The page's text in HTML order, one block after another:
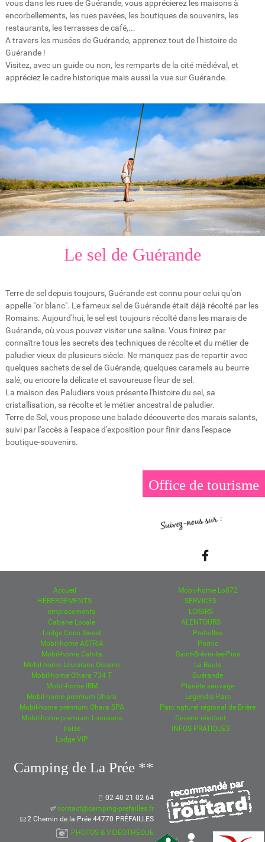
vous dans les rues de Guérande, vous apprécierez les maisons à
encorbellements, les rues pavées, les boutiques de souvenirs, les
restaurants, les terrasses de café,...
A travers les musées de Guérande, apprenez tout de l'histoire de
Guérande !
Visitez, avec un guide ou non, les remparts de la cité médiéval, et
appréciez le cadre historique mais aussi la vue sur Guérande.
Le sel de Guérande
Terre de sel depuis toujours, Guérande est connu pour celui qu'on
appelle "or blanc". Le fameux sel de Guérande était déjà récolté par les
Romains. Aujourd'hui, le sel est toujours récolté dans les marais de
Guérande, où vous pouvez visiter une saline. Vous finirez par
connaître tous les secrets des techniques de récolte et du métier de
paludier vieux de plusieurs siècle. Ne manquez pas de repartir avec
quelques sachets de sel de Guérande, quelques caramels au beurre
salé, ou encore la délicate et savoureuse fleur de sel.
La maison des Paludiers vous présente l'histoire du sel, sa
cristallisation, sa récolte et le métier ancestral de paludier.
Terre de Sel, vous propose une balade découverte des marais salants,
suivi par l'accès à l'espace d'exposition pour finir dans l'espace
boutique-souvenirs.
Office de tourisme
Accueil
HÉBERGEMENTS
emplacements
Cabane Locale
Lodge Coco Sweet
Mobil-home ASTRIA
Mobil-home Cahita
Mobil-home Louisiane Oceane
Mobil-home O'hara 734 T
Mobil-home IRM
Mobil-home premium Ohara
Mobil-home premium Ohara SPA
Mobil-home premium Louisiane
Iroise
Lodge VIP
Mobil-home Lo872
SERVICES
LOISIRS
ALENTOURS
Prefailles
Pornic
Saint-Brévin-les-Pins
La Baule
Guérande
Planète sauvage
Legendia Parc
Parc naturel régional de Brière
Devenir résident
INFOS PRATIQUES
Camping de La Prée **
02 40 21 02 64
contact@camping-prefailles.fr
2 Chemin de la Prée 44770 PRÉFAILLES
PHOTOS & VIDÉOTHÈQUE